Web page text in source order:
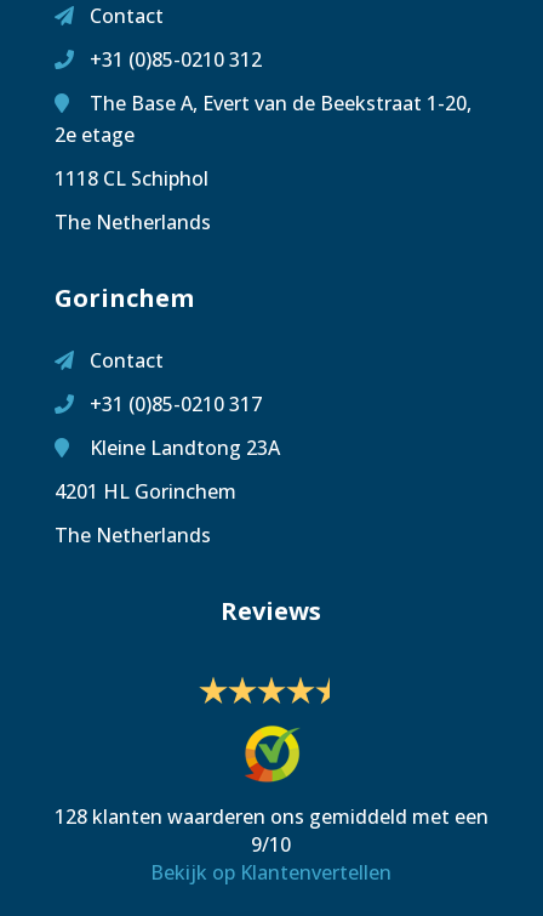
Contact
+31 (0)85-0210 312
The Base A, Evert van de Beekstraat 1-20,
2e etage
1118 CL Schiphol
The Netherlands
Gorinchem
Contact
+31 (0)85-0210 317
Kleine Landtong 23A
4201 HL Gorinchem
The Netherlands
Reviews
128klanten waarderen ons gemiddeld met een
9/10
Bekijk op Klantenvertellen